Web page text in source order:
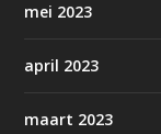
mei 2023
april 2023
maart 2023